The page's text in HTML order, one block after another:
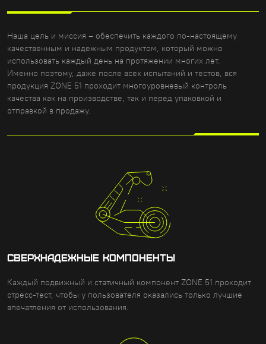
Наша цель и миссия – обеспечить каждого по-настоящему
качественным и надежным продуктом, который можно
использовать каждый день на протяжении многих лет.
Именно поэтому, даже после всех испытаний и тестов, вся
продукция ZONE 51 проходит многоуровневый контроль
качества как на производстве, так и перед упаковкой и
отправкой в продажу.
СВЕРХНАДЕЖНЫЕ КОМПОНЕНТЫ
Каждый подвижный и статичный компонент ZONE 51 проходит
стресс-тест, чтобы у пользователя оказались только лучшие
впечатления от использования.